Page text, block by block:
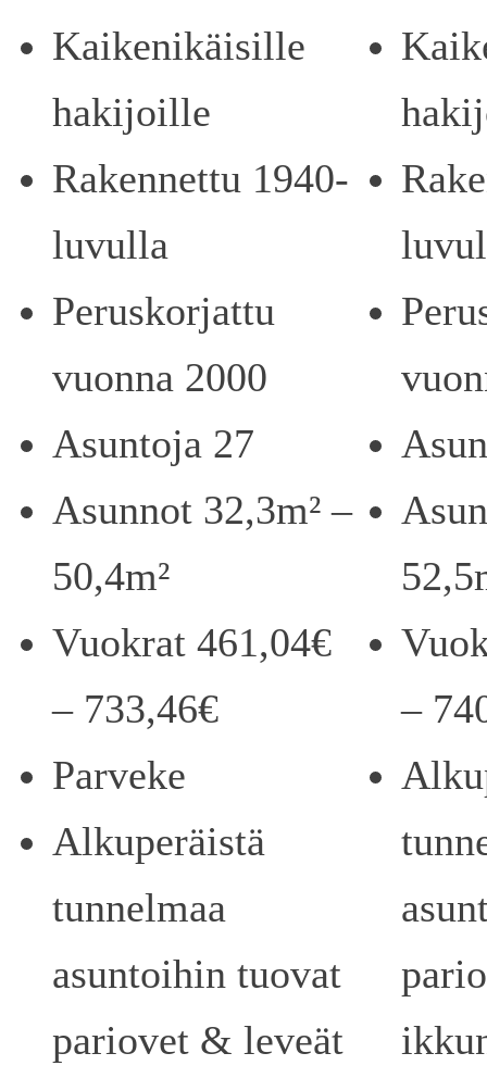
Kaikenikäisille
hakijoille
Rakennettu 1940-
luvulla
Peruskorjattu
vuonna 2000
Asuntoja 27
Asunnot 32,3m² –
50,4m²
Vuokrat 461,04€
– 733,46€
Parveke
Alkuperäistä
tunnelmaa
asuntoihin tuovat
pariovet & leveät
–